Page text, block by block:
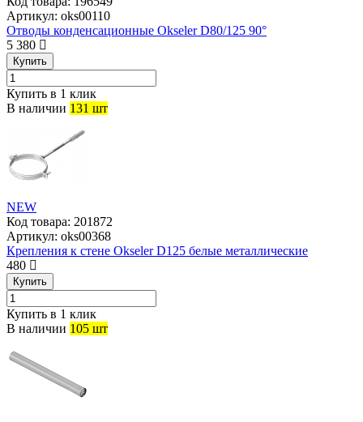
Артикул: oks00110
Отводы конденсационные Okseler D80/125 90°
5 380
Купить
Купить в 1 клик
В наличии 131 шт
NEW
Код товара: 201872
Артикул: oks00368
Крепления к стене Okseler D125 белые металлические
480
Купить
Купить в 1 клик
В наличии 105 шт